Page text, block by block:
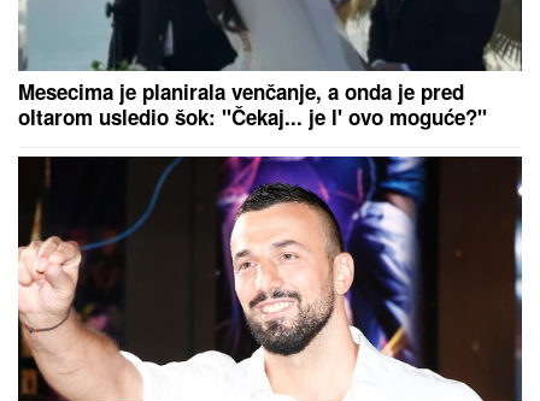
LANČANI SUDAR NA GAZELI
Jedna osoba odmah
prevezena u bolnicu, stvaraju se gužve
(VIDEO) "ONI MOLE DA UĐU U
ELITU 10"Dača Virijević raskrinkao
rijaliti učesnike, otkrio sve o Aneli i
Kariću, pa šokirao: "Filip se dopisuje
sa pevačicom"